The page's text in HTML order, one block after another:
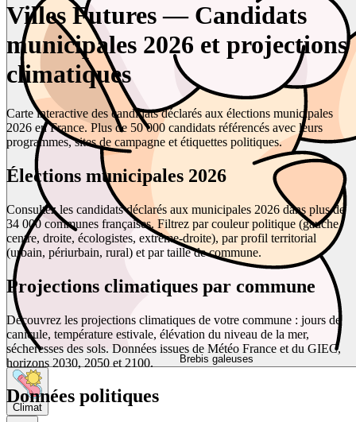
Brebis galeuses
Climat
Villes Futures — Candidats
municipales 2026 et projections
climatiques
Carte interactive des candidats déclarés aux élections municipales
2026 en France. Plus de 50 000 candidats référencés avec leurs
programmes, sites de campagne et étiquettes politiques.
Élections municipales 2026
Consultez les candidats déclarés aux municipales 2026 dans plus de
34 000 communes françaises. Filtrez par couleur politique (gauche,
centre, droite, écologistes, extrême-droite), par profil territorial
(urbain, périurbain, rural) et par taille de commune.
Projections climatiques par commune
Découvrez les projections climatiques de votre commune : jours de
canicule, température estivale, élévation du niveau de la mer,
sécheresses des sols. Données issues de Météo France et du GIEC,
horizons 2030, 2050 et 2100.
Données politiques